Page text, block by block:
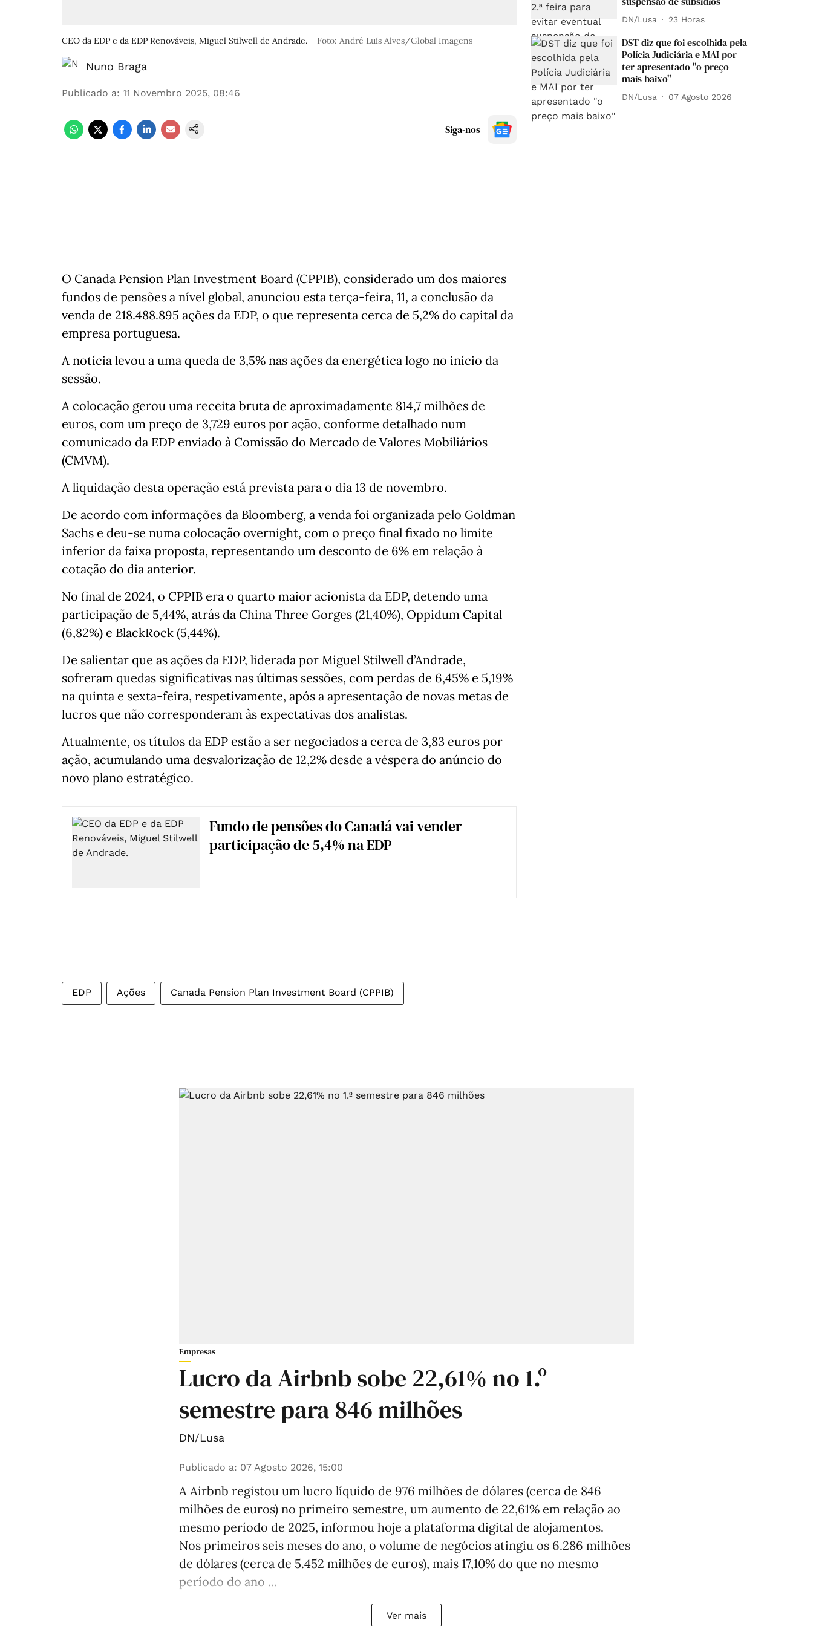
CEO da EDP e da EDP Renováveis, Miguel Stilwell de Andrade. Foto: André Luís Alves/Global Imagens
Nuno Braga
Publicado a: 11 Novembro 2025, 08:46
Siga-nos
O Canada Pension Plan Investment Board (CPPIB), considerado um dos maiores
fundos de pensões a nível global, anunciou esta terça-feira, 11, a conclusão da
venda de 218.488.895 ações da EDP, o que representa cerca de 5,2% do capital da
empresa portuguesa.
A notícia levou a uma queda de 3,5% nas ações da energética logo no início da
sessão.
A colocação gerou uma receita bruta de aproximadamente 814,7 milhões de
euros, com um preço de 3,729 euros por ação, conforme detalhado num
comunicado da EDP enviado à Comissão do Mercado de Valores Mobiliários
(CMVM).
A liquidação desta operação está prevista para o dia 13 de novembro.
De acordo com informações da Bloomberg, a venda foi organizada pelo Goldman
Sachs e deu-se numa colocação overnight, com o preço final fixado no limite
inferior da faixa proposta, representando um desconto de 6% em relação à
cotação do dia anterior.
No final de 2024, o CPPIB era o quarto maior acionista da EDP, detendo uma
participação de 5,44%, atrás da China Three Gorges (21,40%), Oppidum Capital
(6,82%) e BlackRock (5,44%).
De salientar que as ações da EDP, liderada por Miguel Stilwell d’Andrade,
sofreram quedas significativas nas últimas sessões, com perdas de 6,45% e 5,19%
na quinta e sexta-feira, respetivamente, após a apresentação de novas metas de
lucros que não corresponderam às expectativas dos analistas.
Atualmente, os títulos da EDP estão a ser negociados a cerca de 3,83 euros por
ação, acumulando uma desvalorização de 12,2% desde a véspera do anúncio do
novo plano estratégico.
Fundo de pensões do Canadá vai vender
participação de 5,4% na EDP
EDP Ações Canada Pension Plan Investment Board (CPPIB)
DN/Lusa 23 Horas
DST diz que foi escolhida pela
Polícia Judiciária e MAI por
ter apresentado "o preço
mais baixo"
DN/Lusa 07 Agosto 2026
Empresas
Lucro da Airbnb sobe 22,61% no 1.º
semestre para 846 milhões
DN/Lusa
Publicado a: 07 Agosto 2026, 15:00
A Airbnb registou um lucro líquido de 976 milhões de dólares (cerca de 846
milhões de euros) no primeiro semestre, um aumento de 22,61% em relação ao
mesmo período de 2025, informou hoje a plataforma digital de alojamentos.
Nos primeiros seis meses do ano, o volume de negócios atingiu os 6.286 milhões
de dólares (cerca de 5.452 milhões de euros), mais 17,10% do que no mesmo
período do ano ...
Ver mais